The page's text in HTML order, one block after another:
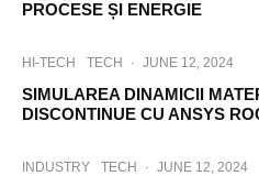
PROCESE ȘI ENERGIE
HI-TECH TECH · JUNE 12, 2024
SIMULAREA DINAMICII
DISCONTINUE CU ANSYS
INDUSTRY TECH · JUNE 12, 2024